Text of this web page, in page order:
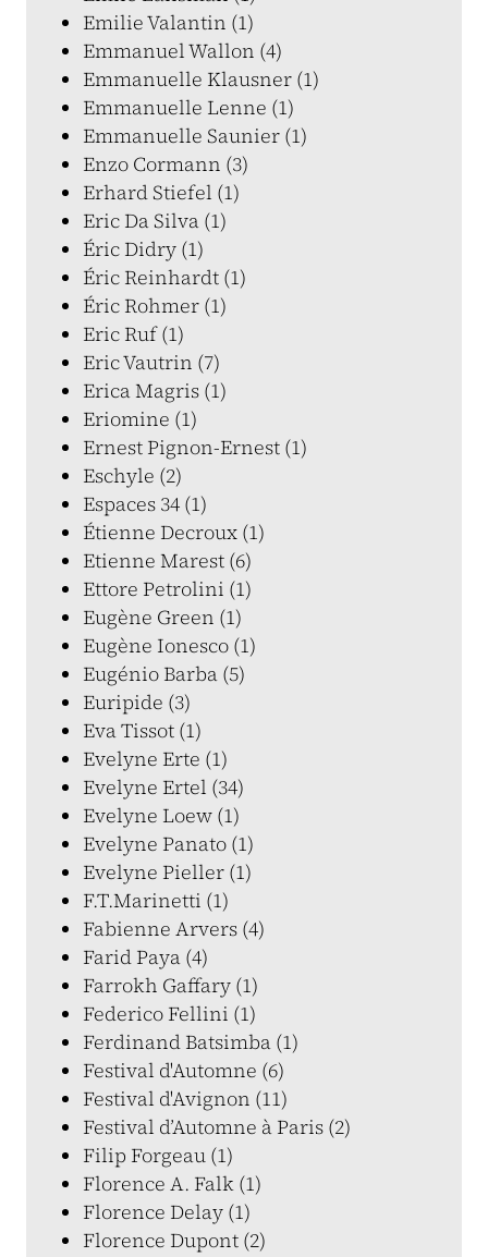
Emilie Valantin (1)
Emmanuel Wallon (4)
Emmanuelle Klausner (1)
Emmanuelle Lenne (1)
Emmanuelle Saunier (1)
Enzo Cormann (3)
Erhard Stiefel (1)
Eric Da Silva (1)
Éric Didry (1)
Éric Reinhardt (1)
Éric Rohmer (1)
Eric Ruf (1)
Eric Vautrin (7)
Erica Magris (1)
Eriomine (1)
Ernest Pignon-Ernest (1)
Eschyle (2)
Espaces 34 (1)
Étienne Decroux (1)
Etienne Marest (6)
Ettore Petrolini (1)
Eugène Green (1)
Eugène Ionesco (1)
Eugénio Barba (5)
Euripide (3)
Eva Tissot (1)
Evelyne Erte (1)
Evelyne Ertel (34)
Evelyne Loew (1)
Evelyne Panato (1)
Evelyne Pieller (1)
F.T.Marinetti (1)
Fabienne Arvers (4)
Farid Paya (4)
Farrokh Gaffary (1)
Federico Fellini (1)
Ferdinand Batsimba (1)
Festival d'Automne (6)
Festival d'Avignon (11)
Festival d’Automne à Paris (2)
Filip Forgeau (1)
Florence A. Falk (1)
Florence Delay (1)
Florence Dupont (2)